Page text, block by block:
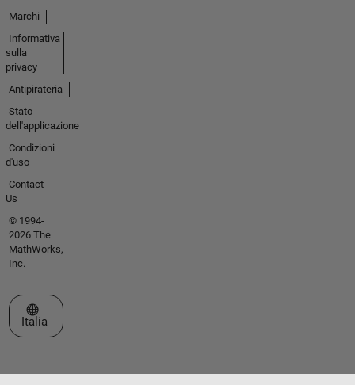
Marchi
Informativa
sulla
privacy
Antipirateria
Stato
dell'applicazione
Condizioni
d'uso
Contact
Us
© 1994-
2026 The
MathWorks,
Inc.
Seleziona un sito web
Italia